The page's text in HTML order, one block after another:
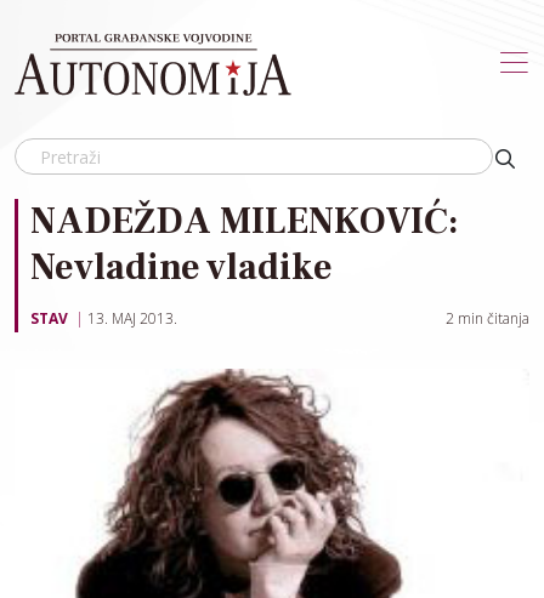
NADEŽDA MILENKOVIĆ:
Nevladine vladike
STAV 13. MAJ 2013. 2 min čitanja